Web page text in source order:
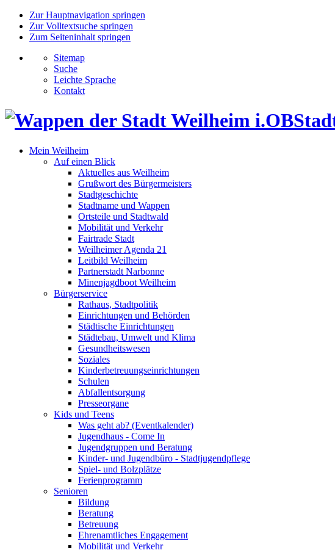
Zur Hauptnavigation springen
Zur Volltextsuche springen
Zum Seiteninhalt springen
Sitemap
Suche
Leichte Sprache
Kontakt
Mein Weilheim
Auf einen Blick
Aktuelles aus Weilheim
Grußwort des Bürgermeisters
Stadtgeschichte
Stadtname und Wappen
Ortsteile und Stadtwald
Mobilität und Verkehr
Fairtrade Stadt
Weilheimer Agenda 21
Leitbild Weilheim
Partnerstadt Narbonne
Minenjagdboot Weilheim
Bürgerservice
Rathaus, Stadtpolitik
Einrichtungen und Behörden
Städtische Einrichtungen
Städtebau, Umwelt und Klima
Gesundheitswesen
Soziales
Kinderbetreuungseinrichtungen
Schulen
Abfallentsorgung
Presseorgane
Kids und Teens
Was geht ab? (Eventkalender)
Jugendhaus - Come In
Jugendgruppen und Beratung
Kinder- und Jugendbüro - Stadtjugendpflege
Spiel- und Bolzplätze
Ferienprogramm
Senioren
Bildung
Beratung
Betreuung
Ehrenamtliches Engagement
Mobilität und Verkehr